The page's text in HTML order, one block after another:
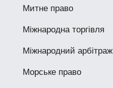
Митне право
Міжнародна торгівля
Міжнародний арбітраж
Морське право